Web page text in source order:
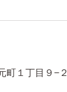
町１丁目９−